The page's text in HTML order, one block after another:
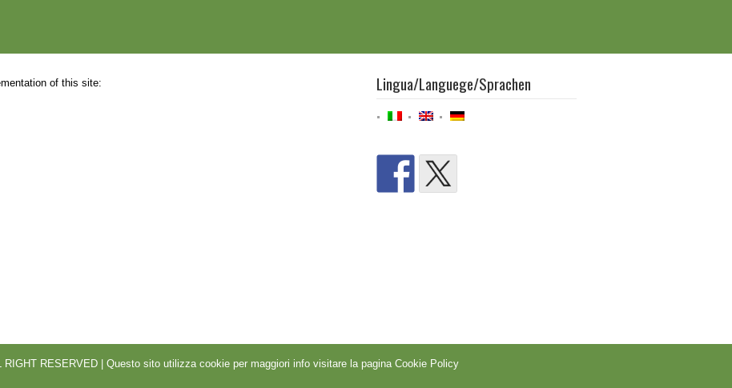
of this site: Lingua/Languege/Sprachen
RESERVED | Questo sito utilizza cookie per maggiori info visitare la pagina Cookie Policy